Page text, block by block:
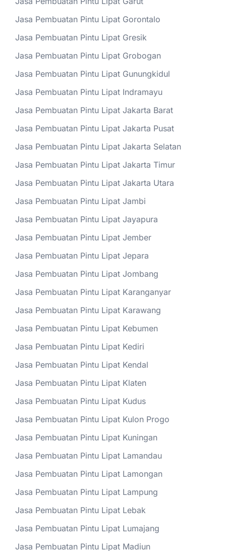
Jasa Pembuatan Pintu Lipat Gorontalo
Jasa Pembuatan Pintu Lipat Gresik
Jasa Pembuatan Pintu Lipat Grobogan
Jasa Pembuatan Pintu Lipat Gunungkidul
Jasa Pembuatan Pintu Lipat Indramayu
Jasa Pembuatan Pintu Lipat Jakarta Barat
Jasa Pembuatan Pintu Lipat Jakarta Pusat
Jasa Pembuatan Pintu Lipat Jakarta Selatan
Jasa Pembuatan Pintu Lipat Jakarta Timur
Jasa Pembuatan Pintu Lipat Jakarta Utara
Jasa Pembuatan Pintu Lipat Jambi
Jasa Pembuatan Pintu Lipat Jayapura
Jasa Pembuatan Pintu Lipat Jember
Jasa Pembuatan Pintu Lipat Jepara
Jasa Pembuatan Pintu Lipat Jombang
Jasa Pembuatan Pintu Lipat Karanganyar
Jasa Pembuatan Pintu Lipat Karawang
Jasa Pembuatan Pintu Lipat Kebumen
Jasa Pembuatan Pintu Lipat Kediri
Jasa Pembuatan Pintu Lipat Kendal
Jasa Pembuatan Pintu Lipat Klaten
Jasa Pembuatan Pintu Lipat Kudus
Jasa Pembuatan Pintu Lipat Kulon Progo
Jasa Pembuatan Pintu Lipat Kuningan
Jasa Pembuatan Pintu Lipat Lamandau
Jasa Pembuatan Pintu Lipat Lamongan
Jasa Pembuatan Pintu Lipat Lampung
Jasa Pembuatan Pintu Lipat Lebak
Jasa Pembuatan Pintu Lipat Lumajang
Jasa Pembuatan Pintu Lipat Madiun